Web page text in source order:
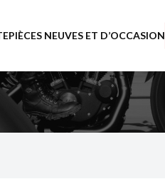
PIÈCES NEUVES ET D’OCCASION